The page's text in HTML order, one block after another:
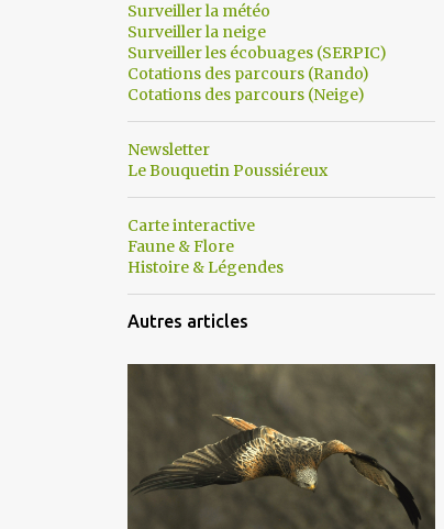
Surveiller la météo
Surveiller la neige
Surveiller les écobuages (SERPIC)
Cotations des parcours (Rando)
Cotations des parcours (Neige)
Newsletter
Le Bouquetin Poussiéreux
Carte interactive
Faune & Flore
Histoire & Légendes
Autres articles